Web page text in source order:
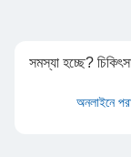
সমস্যা হচ্ছে?
অনলাইনে